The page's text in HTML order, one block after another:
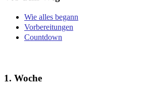
Wie alles begann
Vorbereitungen
Countdown
1. Woche